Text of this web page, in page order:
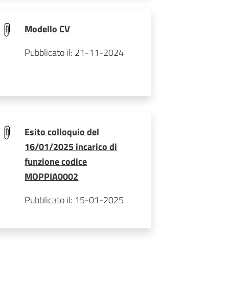
Modello CV
Pubblicato il: 21-11-2024
Esito colloquio del
16/01/2025 incarico di
funzione codice
MOPPIA0002
Pubblicato il: 15-01-2025